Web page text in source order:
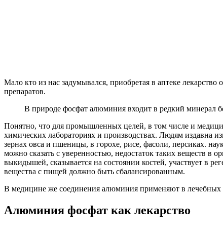
Мало кто из нас задумывался, приобретая в аптеке
препаратов.
В природе фосфат алюминия входит в редкий минерал
Понятно, что для промышленных целей, в том числе и
химических лабораториях и производствах. Людям издавна
зернах овса и пшеницы, в горохе, рисе, фасоли, персиках.
можно сказать с уверенностью, недостаток таких веществ
выкидышей, сказывается на состоянии костей, участвует в
вещества с пищей должно быть сбалансированным.
В медицине же соединения алюминия применяют в лечебных
Алюминия фосфат как лекарство